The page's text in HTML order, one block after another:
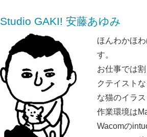
Studio GAKI! 安藤あゆみ
ほんわかほ
す。
お仕事では
クテイスト
な猫のイラ
作業環境は
Wacomの